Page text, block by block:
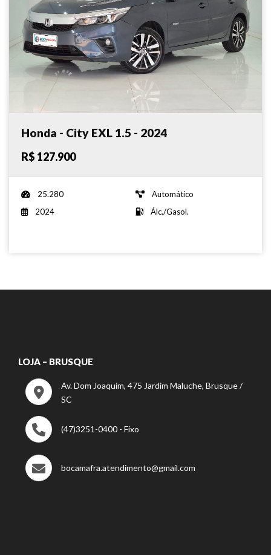
Honda - City EXL 1.5 - 2024
R$ 127.900
25.280
Automático
2024
Álc./Gasol.
LOJA – BRUSQUE
Av. Dom Joaquim, 475 Jardim Maluche, Brusque /
SC
(47)3251-0400 - Fixo
bocamafra.atendimento@gmail.com